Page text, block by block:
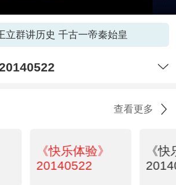
立群讲历史 千古一帝秦始皇
查看更多
《快乐体验》
20140522
《